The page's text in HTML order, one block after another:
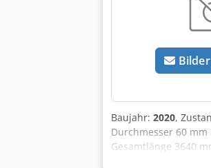
Baujahr: 2020,
Durchmesser 60
Gesamtlänge 3640
für 3 Zoll-